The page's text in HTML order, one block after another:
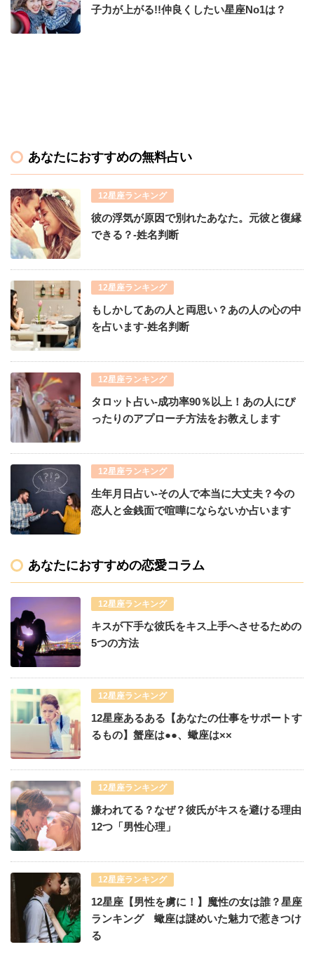
子力が上がる!!仲良くしたい星座No1は？
あなたにおすすめの無料占い
12星座ランキング
彼の浮気が原因で別れたあなた。元彼と復縁
できる？-姓名判断
12星座ランキング
もしかしてあの人と両思い？あの人の心の中
を占います-姓名判断
12星座ランキング
タロット占い-成功率90％以上！あの人にぴ
ったりのアプローチ方法をお教えします
12星座ランキング
生年月日占い-その人で本当に大丈夫？今の
恋人と金銭面で喧嘩にならないか占います
あなたにおすすめの恋愛コラム
12星座ランキング
キスが下手な彼氏をキス上手へさせるための
5つの方法
12星座ランキング
12星座あるある【あなたの仕事をサポートす
るもの】蟹座は●●、蠍座は××
12星座ランキング
嫌われてる？なぜ？彼氏がキスを避ける理由
12つ「男性心理」
12星座ランキング
12星座【男性を虜に！】魔性の女は誰？星座
ランキング 蠍座は謎めいた魅力で惹きつけ
る